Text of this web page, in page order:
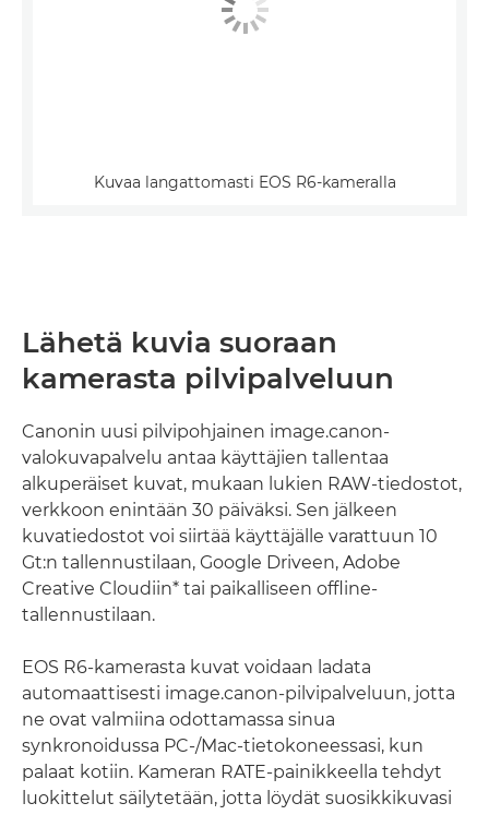
Kuvaa langattomasti EOS R6-kameralla
Lähetä kuvia suoraan
kamerasta pilvipalveluun
Canonin uusi pilvipohjainen image.canon-
valokuvapalvelu antaa käyttäjien tallentaa
alkuperäiset kuvat, mukaan lukien RAW-tiedostot,
verkkoon enintään 30 päiväksi. Sen jälkeen
kuvatiedostot voi siirtää käyttäjälle varattuun 10
Gt:n tallennustilaan, Google Driveen, Adobe
Creative Cloudiin* tai paikalliseen offline-
tallennustilaan.
EOS R6-kamerasta kuvat voidaan ladata
automaattisesti image.canon-pilvipalveluun, jotta
ne ovat valmiina odottamassa sinua
synkronoidussa PC-/Mac-tietokoneessasi, kun
palaat kotiin. Kameran RATE-painikkeella tehdyt
luokittelut säilytetään, jotta löydät suosikkikuvasi